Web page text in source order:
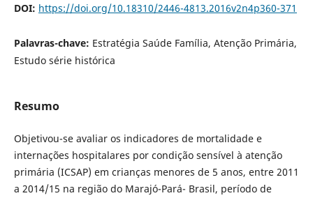
DOI: https://doi.org/10.18310/2446-4813.2016v2n4p360-371
Palavras-chave: Estratégia Saúde Família, Atenção Primária,
Estudo série histórica
Resumo
Objetivou-se avaliar os indicadores de mortalidade e
internações hospitalares por condição sensível à atenção
primária (ICSAP) em crianças menores de 5 anos, entre 2011
a 2014/15 na região do Marajó-Pará- Brasil, período de